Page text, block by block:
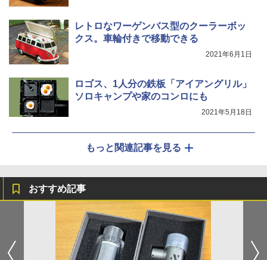
レトロなワーゲンバス型のクーラーボッ
クス。車輪付きで移動できる
2021年6月1日
ロゴス、1人分の鉄板「アイアングリル」
ソロキャンプや家のコンロにも
2021年5月18日
もっと関連記事を見る
おすすめ記事